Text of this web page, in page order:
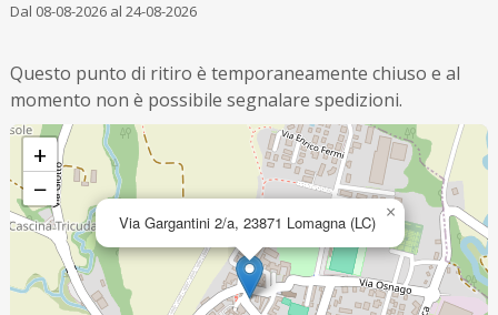
Dal 08-08-2026 al 24-08-2026
Questo punto di ritiro è temporaneamente chiuso e al
momento non è possibile segnalare spedizioni.
Via Gargantini 2/a, 23871 Lomagna (LC) ×
+
−